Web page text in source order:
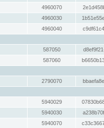
4960070
4960030
4960040
587050
587060
2790070
5940029
5940030
5940070